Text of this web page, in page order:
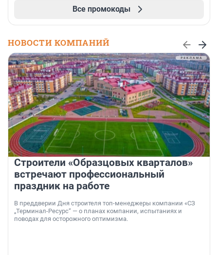
Все промокоды
НОВОСТИ КОМПАНИЙ
Строители «Образцовых кварталов»
встречают профессиональный
праздник на работе
В преддверии Дня строителя топ-менеджеры компании «СЗ
„Терминал-Ресурс“ — о планах компании, испытаниях и
поводах для осторожного оптимизма.